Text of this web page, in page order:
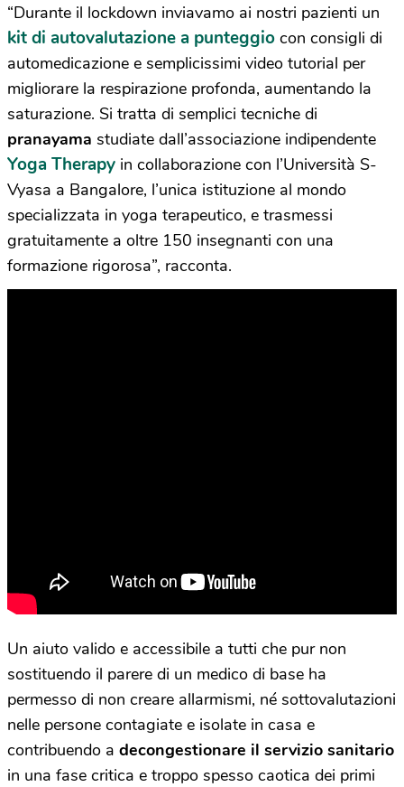
“Durante il lockdown inviavamo ai nostri pazienti un
kit di autovalutazione a punteggio con consigli di
automedicazione e semplicissimi video tutorial per
migliorare la respirazione profonda, aumentando la
saturazione. Si tratta di semplici tecniche di
pranayama studiate dall’associazione indipendente
Yoga Therapy in collaborazione con l’Università S-
Vyasa a Bangalore, l’unica istituzione al mondo
specializzata in yoga terapeutico, e trasmessi
gratuitamente a oltre 150 insegnanti con una
formazione rigorosa”, racconta.
Un aiuto valido e accessibile a tutti che pur non
sostituendo il parere di un medico di base ha
permesso di non creare allarmismi, né sottovalutazioni
nelle persone contagiate e isolate in casa e
contribuendo a decongestionare il servizio sanitario
in una fase critica e troppo spesso caotica dei primi